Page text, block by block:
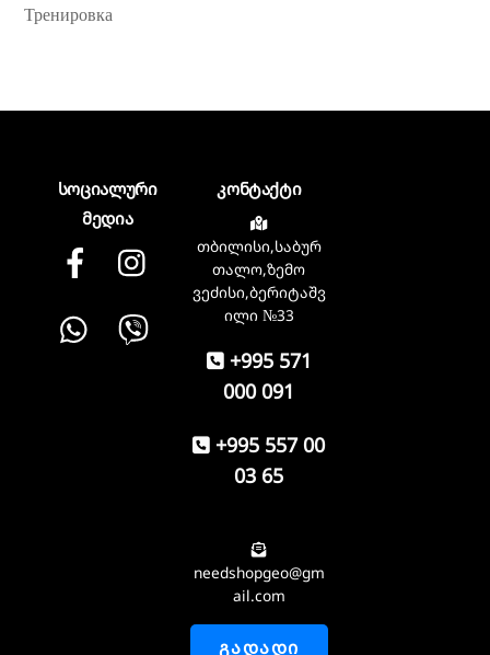
Тренировка
სოციალური
მედია
Facebook instagram
Whatsapp
კონტაქტი
თბილისი,საბურ
თალო,ზემო
ვეძისი,ბერიტაშვ
ილი №33
+995 571
000 091
+995 557 00
03 65
needshopgeo@gm
ail.com
ᲒᲐᲓᲐᲓᲘ